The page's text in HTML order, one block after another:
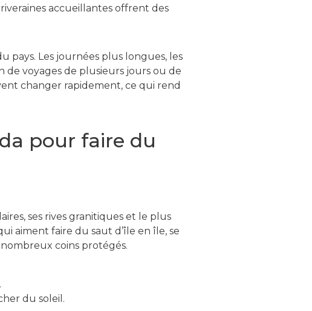
riveraines accueillantes offrent des
pays. Les journées plus longues, les
voyages de plusieurs jours ou de
changer rapidement, ce qui rend
pour faire du
ses rives granitiques et le plus
aiment faire du saut d’île en île, se
coins protégés.
du soleil.